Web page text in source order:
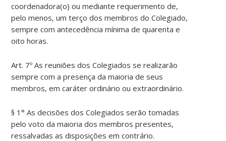
coordenadora(o) ou mediante requerimento de,
pelo menos, um terço dos membros do Colegiado,
sempre com antecedência mínima de quarenta e
oito horas.
Art. 7º As reuniões dos Colegiados se realizarão
sempre com a presença da maioria de seus
membros, em caráter ordinário ou extraordinário.
§ 1° As decisões dos Colegiados serão tomadas
pelo voto da maioria dos membros presentes,
ressalvadas as disposições em contrário.